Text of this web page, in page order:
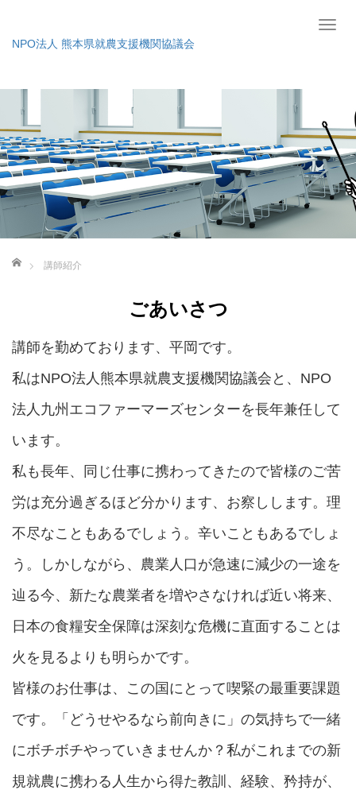
T
e
n
a
v
NPO法人 熊本県就農支援機関協議会
ホーム 講師紹介
ごあいさつ
講師を勤めております、平岡です。
私はNPO法人熊本県就農支援機関協議会と、NPO
法人九州エコファーマーズセンターを長年兼任して
います。
私も長年、同じ仕事に携わってきたので皆様のご苦
労は充分過ぎるほど分かります、お察しします。理
不尽なこともあるでしょう。辛いこともあるでしょ
う。しかしながら、農業人口が急速に減少の一途を
辿る今、新たな農業者を増やさなければ近い将来、
日本の食糧安全保障は深刻な危機に直面することは
火を見るよりも明らかです。
皆様のお仕事は、この国にとって喫緊の最重要課題
です。「どうせやるなら前向きに」の気持ちで一緒
にボチボチやっていきませんか？私がこれまでの新
規就農に携わる人生から得た教訓、経験、矜持が、